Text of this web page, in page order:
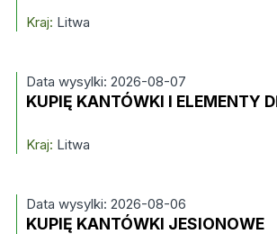
Kraj: Litwa
Data wysylki: 2026-08-07
KUPIĘ KANTÓWKI I ELEMENTY
Kraj: Litwa
Data wysylki: 2026-08-06
KUPIĘ KANTÓWKI JESIONOWE